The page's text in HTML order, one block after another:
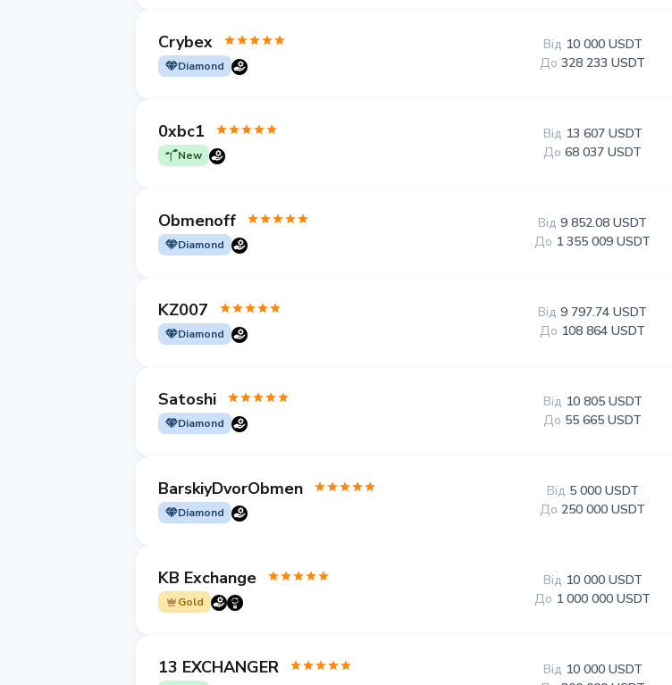
Crybex
Diamond
Від 10 000 USDT
До 328 233 USDT
0xbc1
New
Від 13 607 USDT
До 68 037 USDT
Obmenoff
Diamond
Від 9 852.08 USDT
До 1 355 009 USDT
KZ007
Diamond
Від 9 797.74 USDT
До 108 864 USDT
Satoshi
Diamond
Від 10 805 USDT
До 55 665 USDT
BarskiyDvorObmen
Diamond
Від 5 000 USDT
До 250 000 USDT
KB Exchange
Gold
Від 10 000 USDT
До 1 000 000 USDT
13 EXCHANGER Від 10 000 USDT